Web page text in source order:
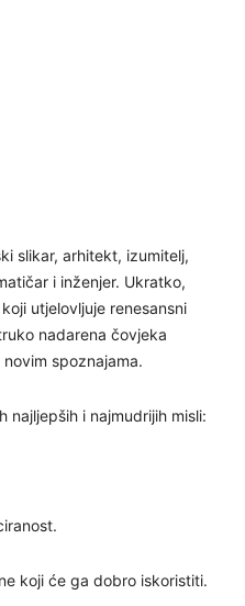
slikar, arhitekt, izumitelj,
i inženjer. Ukratko,
utjelovljuje renesansni
nadarena čovjeka
spoznajama.
najljepših i najmudrijih misli:
koji će ga dobro iskoristiti.